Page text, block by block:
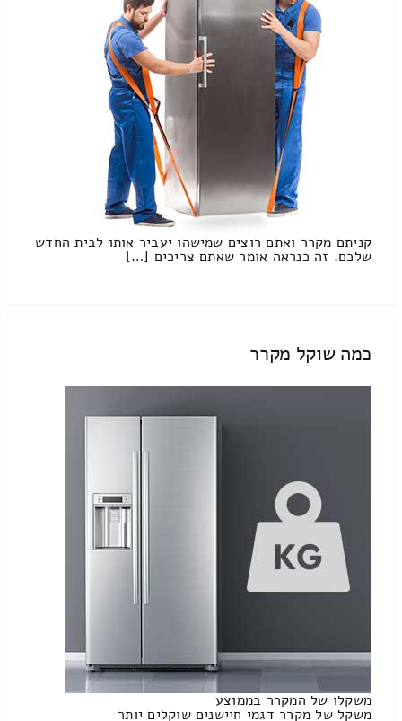
קניתם מקרר ואתם רוצים שמישהו יעביר אותו לבית החדש
שלכם. זה כנראה אומר שאתם צריכים […]
כמה שוקל מקרר
משקלו של המקרר בממוצע
משקל של מקרר דגמי חיישנים שוקלים יותר